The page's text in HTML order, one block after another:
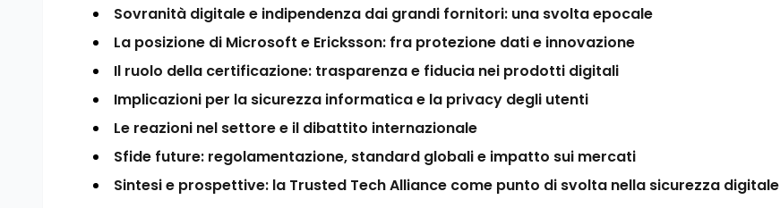
Sovranità digitale e indipendenza dai grandi fornitori: una svolta epocale
La posizione di Microsoft e Ericksson: fra protezione dati e innovazione
Il ruolo della certificazione: trasparenza e fiducia nei prodotti digitali
Implicazioni per la sicurezza informatica e la privacy degli utenti
Le reazioni nel settore e il dibattito internazionale
Sfide future: regolamentazione, standard globali e impatto sui mercati
Sintesi e prospettive: la Trusted Tech Alliance come punto di svolta nella sicurezza digitale